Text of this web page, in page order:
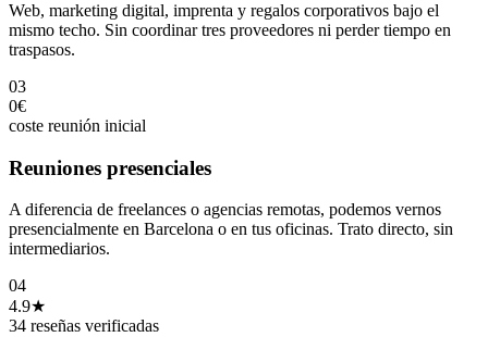
Web, marketing digital, imprenta y regalos corporativos bajo el
mismo techo. Sin coordinar tres proveedores ni perder tiempo en
traspasos.
03
0€
coste reunión inicial
Reuniones presenciales
A diferencia de freelances o agencias remotas, podemos vernos
presencialmente en Barcelona o en tus oficinas. Trato directo, sin
intermediarios.
04
4.9★
34 reseñas verificadas